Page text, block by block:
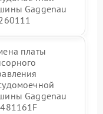
Gaggenau
платы
Gaggenau